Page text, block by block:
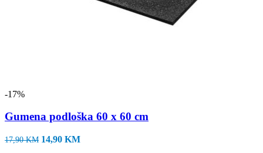
-17%
Gumena podloška 60 x 60 cm
17,90KM Izvorna
14,90 KMTrenutna